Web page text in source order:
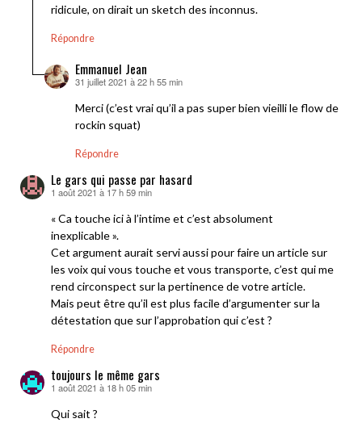
ridicule, on dirait un sketch des inconnus.
Répondre
Emmanuel Jean
dit :
31 juillet 2021 à 22 h 55 min
Merci (c’est vrai qu’il a pas super bien vieilli le flow de
rockin squat)
Répondre
Le gars qui passe par hasard
dit :
1 août 2021 à 17 h 59 min
« Ca touche ici à l’intime et c’est absolument
inexplicable ».
Cet argument aurait servi aussi pour faire un article sur
les voix qui vous touche et vous transporte, c’est qui me
rend circonspect sur la pertinence de votre article.
Mais peut être qu’il est plus facile d’argumenter sur la
détestation que sur l’approbation qui c’est ?
Répondre
toujours le même gars
dit :
1 août 2021 à 18 h 05 min
Qui sait ?